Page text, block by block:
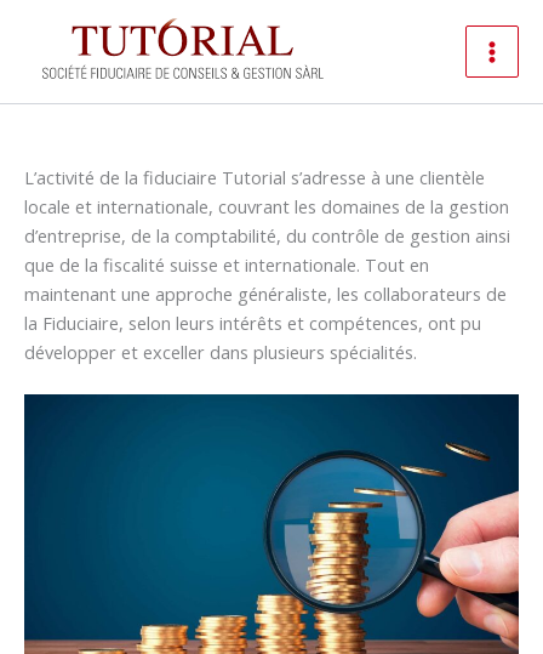
contenu
L’activité de la fiduciaire Tutorial s’adresse à une clientèle
locale et internationale, couvrant les domaines de la gestion
d’entreprise, de la comptabilité, du contrôle de gestion ainsi
que de la fiscalité suisse et internationale. Tout en
maintenant une approche généraliste, les collaborateurs de
la Fiduciaire, selon leurs intérêts et compétences, ont pu
développer et exceller dans plusieurs spécialités.